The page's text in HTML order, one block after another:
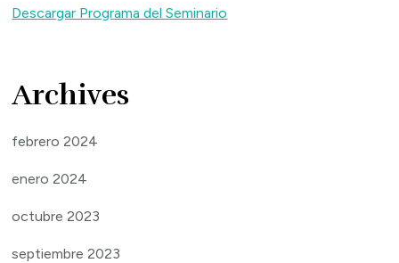
Descargar Programa del Seminario
Archives
febrero 2024
enero 2024
octubre 2023
septiembre 2023